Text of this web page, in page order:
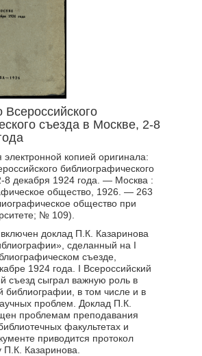
съезда в Москве, 2-8
электронной копией оригинала:
библиографического
8 декабря 1924 года. — Москва :
общество, 1926. — 263
общество при
№ 109).
доклад П.К. Казаринова
сделанный на I
съезде,
1924 года. I Всероссийский
съезд сыграл важную роль в
библиографии, в том числе и в
проблем. Доклад П.К.
проблемам преподавания
факультетах и
приводится протокол
Казаринова.